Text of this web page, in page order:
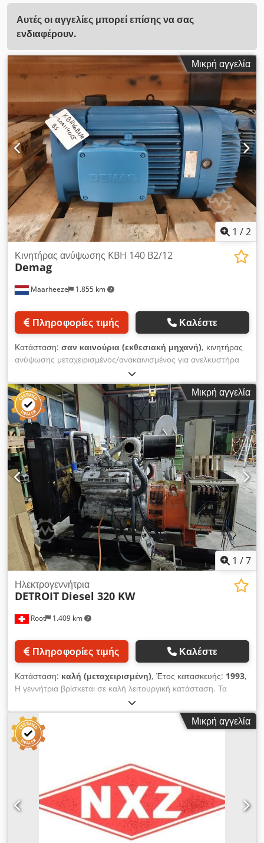
Αυτές οι αγγελίες μπορεί επίσης να σας
ενδιαφέρουν.
Μικρή αγγελία
1 /2
Maarheeze 1.855 km
Κινητήρας ανύψωσης KBH 140 B2/12
Demag
Πληροφορίες τιμής Καλέστε
Κατάσταση: σαν καινούρια (εκθεσιακή μηχανή), κινητήρας
ανύψωσης μεταχειρισμένος/ανακαινισμένος για ανελκυστήρα
DH Chedpjh Up Uyofx Adksa ΠΡΟΣΟΧΗ! Έχουμε
περισσότερα από 15.000 ανταλλακτικά Demag σε απόθεμα
Μπορείτε να βρείτε περισσότερες πληροφορίες στον ιστότοπό
μας ή σε άλλες διαφημίσεις.
Μικρή αγγελία
1 /7
Root 1.409 km
Ηλεκτρογεννήτρια
DETROIT Diesel 320 KW
Πληροφορίες τιμής Καλέστε
Κατάσταση: καλή (μεταχειρισμένη), Έτος κατασκευής: 1993,
Η γεννήτρια βρίσκεται σε καλή λειτουργική κατάσταση. Τα
τεχνικά χαρακτηριστικά αναγράφονται στην πινακίδα της
μηχανής. Csdpfxoyh U Tqe Adkeha
Μικρή αγγελία